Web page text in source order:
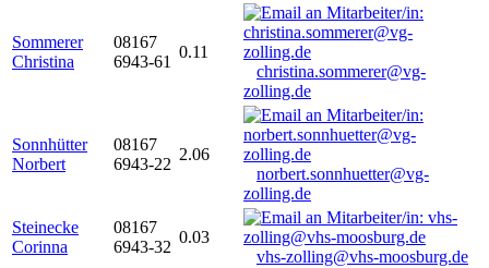
Sommerer
Christina
08167
6943-61
0.11
christina.sommerer@vg-
zolling.de
Sonnhütter
Norbert
08167
6943-22
2.06
norbert.sonnhuetter@vg-
zolling.de
Steinecke
Corinna
08167
6943-32
0.03
vhs-zolling@vhs-moosburg.de